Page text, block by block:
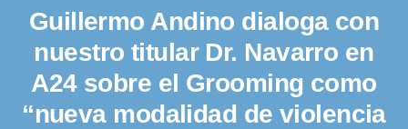
Guillermo Andino dialoga con
nuestro titular Dr. Navarro en
A24 sobre el Grooming como
“nueva modalidad de violencia